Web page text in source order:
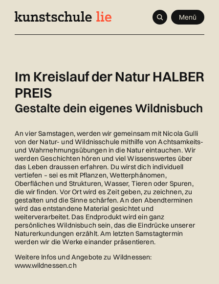
Navigieren
Seitenkontext Menü
Im Kreislauf der Natur HALBER
PREIS
Gestalte dein eigenes Wildnisbuch
An vier Samstagen, werden wir gemeinsam mit Nicola Gulli
von der Natur- und Wildnisschule mithilfe von Achtsamkeits-
und Wahrnehmungsübungen in die Natur eintauchen. Wir
werden Geschichten hören und viel Wissenswertes über
das Leben draussen erfahren. Du wirst dich individuell
vertiefen – sei es mit Pflanzen, Wetterphänomen,
Oberflächen und Strukturen, Wasser, Tieren oder Spuren,
die wir finden. Vor Ort wird es Zeit geben, zu zeichnen, zu
gestalten und die Sinne schärfen. An den Abendterminen
wird das entstandene Material gesichtet und
weiterverarbeitet. Das Endprodukt wird ein ganz
persönliches Wildnisbuch sein, das die Eindrücke unserer
Naturerkundungen erzählt. Am letzten Samstagtermin
werden wir die Werke einander präsentieren.
Weitere Infos und Angebote zu Wildnessen:
www.wildnessen.ch